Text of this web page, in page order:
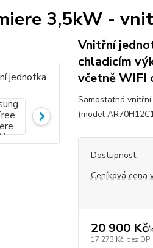
3,5kW -
Vnitřní
chladicím
včetně WIFI
Samostatná
(model
Dostupnost
Ceníková cena
20 900 Kč/
17 273 Kč bez